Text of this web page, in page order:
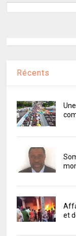
Récents
et